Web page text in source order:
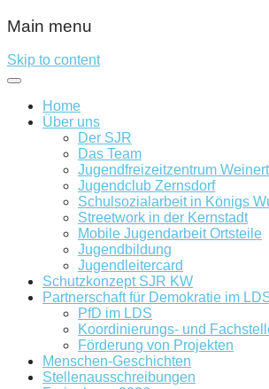
Main menu
Skip to content
Home
Über uns
Der SJR
Das Team
Jugendfreizeitzentrum
Jugendclub Zernsdorf
Schulsozialarbeit in Königs
Streetwork in der Kernstadt
Mobile Jugendarbeit Ortsteile
Jugendbildung
Jugendleitercard
Schutzkonzept SJR KW
Partnerschaft für Demokratie im
PfD im LDS
Koordinierungs- und
Förderung von Projekten
Menschen-Geschichten
Stellenausschreibungen